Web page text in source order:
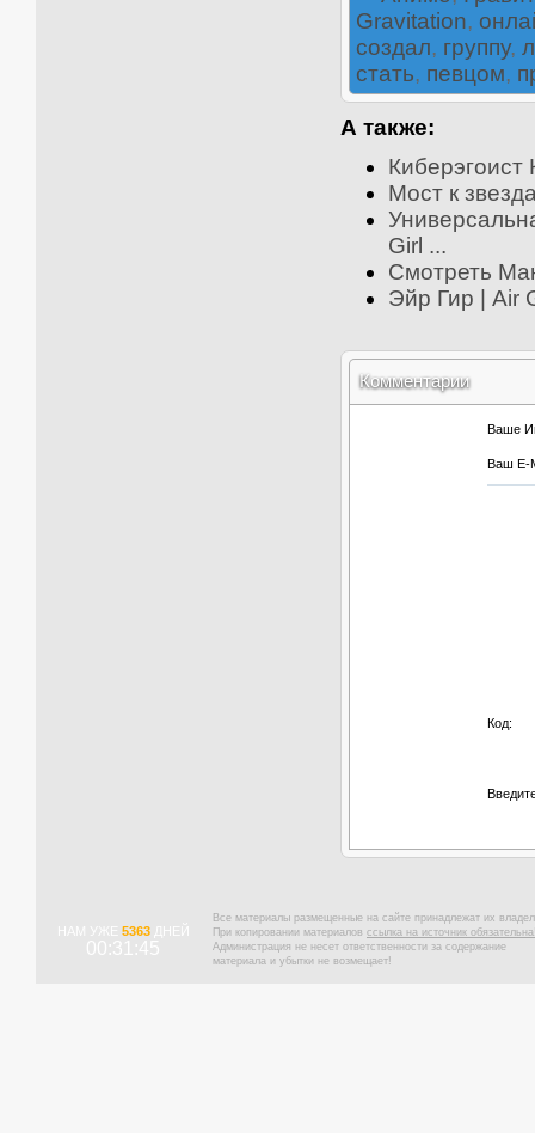
Gravitation,
создал, группу,
стать, певцом,
А также:
Киберэгоист
Мост к
Girl ...
Смотреть
Эйр Гир | Air
Комментарии
Ваше
Ваш E-
Код:
НАМ УЖЕ 5363ДНЕЙ
00:31:46
Все материалы размещенные на сайте принадлежат их
При копировании материалов ссылка на источник
Администрация не несет ответственности за содержание
материала и убытки не возмещает!